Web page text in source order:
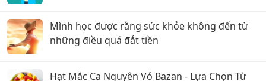
Mình học được rằng sức khỏe không đến từ
những điều quá đắt tiền
Hạt Mắc Ca Nguyên Vỏ Bazan - Lựa Chọn Từ